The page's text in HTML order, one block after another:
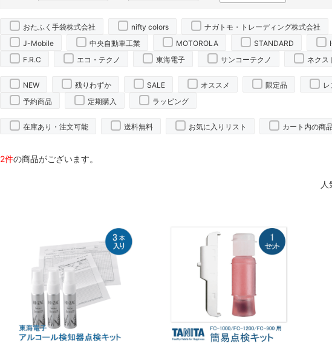
おたふく手袋株式会社 nifty colors ナガトモ・トレーディング株式会社
J-Mobile
中央自動車工業 MOTOROLA STANDARD
F.R.C
エコ・テクノ 東海電子 サンコーテクノ ネクス
NEW 残りわずか SALE オススメ 限定品
予約商品
定期購入 ラッピング
在庫あり・注文可能 送料無料 お気に入りリスト カート内の商
2件の商品がございます。
人